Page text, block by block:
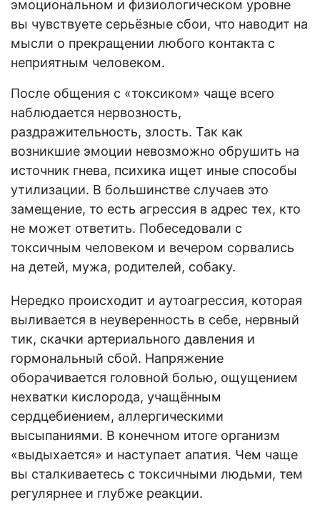
эмоциональном и физиологическом уровне
вы чувствуете серьёзные сбои, что наводит на
мысли о прекращении любого контакта с
неприятным человеком.
После общения с «токсиком» чаще всего
наблюдается нервозность,
раздражительность, злость. Так как
возникшие эмоции невозможно обрушить на
источник гнева, психика ищет иные способы
утилизации. В большинстве случаев это
замещение, то есть агрессия в адрес тех, кто
не может ответить. Побеседовали с
токсичным человеком и вечером сорвались
на детей, мужа, родителей, собаку.
Нередко происходит и аутоагрессия, которая
выливается в неуверенность в себе, нервный
тик, скачки артериального давления и
гормональный сбой. Напряжение
оборачивается головной болью, ощущением
нехватки кислорода, учащённым
сердцебиением, аллергическими
высыпаниями. В конечном итоге организм
«выдыхается» и наступает апатия. Чем чаще
вы сталкиваетесь с токсичными людьми, тем
регулярнее и глубже реакции.